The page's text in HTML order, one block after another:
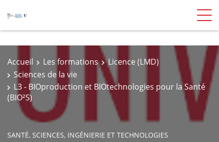
Accueil Les formations
Licence (LMD)
Sciences de la vie
L3 - BIOproduction et BIOtechnologies pour la Santé
(BIO²S)
SANTÉ, SCIENCES, INGÉNIERIE ET TECHNOLOGIES